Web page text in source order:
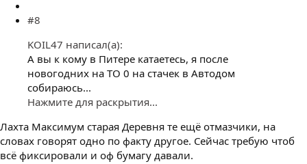
#8
KOIL47 написал(а):
А вы к кому в Питере катаетесь, я после
новогодних на ТО 0 на стачек в Автодом
собираюсь...
Нажмите для раскрытия...
Лахта Максимум старая Деревня те ещё отмазчики, на
словах говорят одно по факту другое. Сейчас требую чтоб
всё фиксировали и оф бумагу давали.